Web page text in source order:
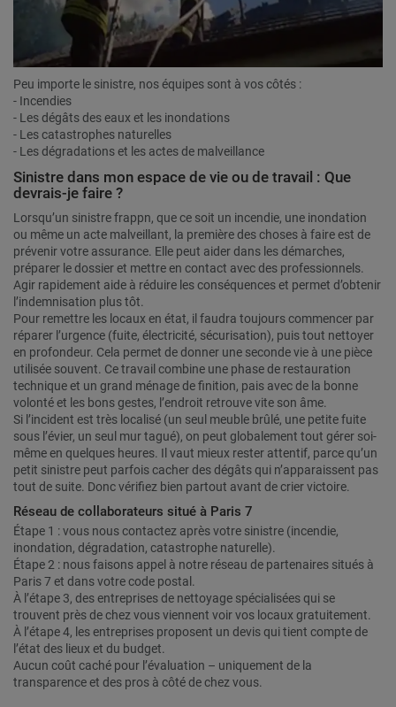
Peu importe le sinistre, nos équipes sont à vos côtés :
- Incendies
- Les dégâts des eaux et les inondations
- Les catastrophes naturelles
- Les dégradations et les actes de malveillance
Sinistre dans mon espace de vie ou de travail : Que
devrais-je faire ?
Lorsqu’un sinistre frappn, que ce soit un incendie, une inondation
ou même un acte malveillant, la première des choses à faire est de
prévenir votre assurance. Elle peut aider dans les démarches,
préparer le dossier et mettre en contact avec des professionnels.
Agir rapidement aide à réduire les conséquences et permet d’obtenir
l’indemnisation plus tôt.
Pour remettre les locaux en état, il faudra toujours commencer par
réparer l’urgence (fuite, électricité, sécurisation), puis tout nettoyer
en profondeur. Cela permet de donner une seconde vie à une pièce
utilisée souvent. Ce travail combine une phase de restauration
technique et un grand ménage de finition, pais avec de la bonne
volonté et les bons gestes, l’endroit retrouve vite son âme.
Si l’incident est très localisé (un seul meuble brûlé, une petite fuite
sous l’évier, un seul mur tagué), on peut globalement tout gérer soi-
même en quelques heures. Il vaut mieux rester attentif, parce qu’un
petit sinistre peut parfois cacher des dégâts qui n’apparaissent pas
tout de suite. Donc vérifiez bien partout avant de crier victoire.
Réseau de collaborateurs situé à Paris 7
Étape 1 : vous nous contactez après votre sinistre (incendie,
inondation, dégradation, catastrophe naturelle).
Étape 2 : nous faisons appel à notre réseau de partenaires situés à
Paris 7 et dans votre code postal.
À l’étape 3, des entreprises de nettoyage spécialisées qui se
trouvent près de chez vous viennent voir vos locaux gratuitement.
À l’étape 4, les entreprises proposent un devis qui tient compte de
l’état des lieux et du budget.
Aucun coût caché pour l’évaluation – uniquement de la
transparence et des pros à côté de chez vous.